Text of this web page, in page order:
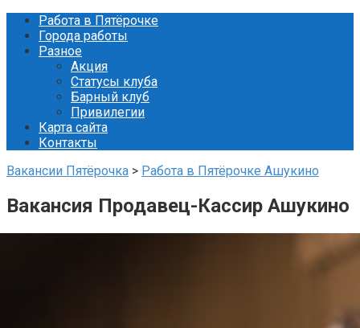
Перейти
контенту
Работа в Пятёрочке
Города работы
Разное
Акция
Статусы клуба
Барный клуб
Привилегии
Карта сайта
Контакты
Вакансии Пятёрочка > Работа в Пятёрочке Ашукино
Вакансия Продавец-Кассир Ашукино